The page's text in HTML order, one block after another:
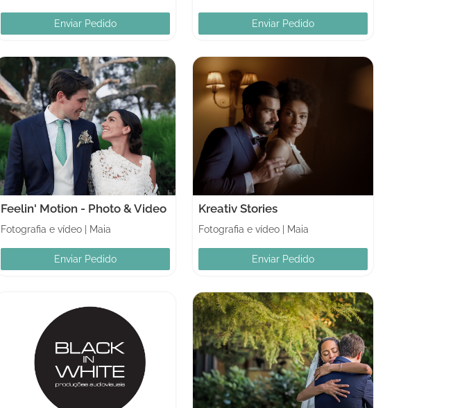
Enviar Pedido Enviar Pedido
Feelin' Motion - Photo & Video
Fotografia e vídeo Maia
Enviar Pedido
Kreativ Stories
Fotografia e vídeo Maia
Enviar Pedido